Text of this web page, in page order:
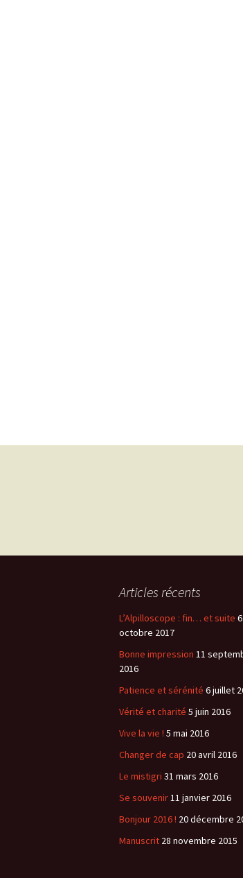
des
articlesArticles récents
L’Alpilloscope : fin… et suite 6
octobre 2017
Bonne impression 11
2016
Patience et sérénité 6 juillet
Vérité et charité 5 juin 2016
Vive la vie ! 5 mai 2016
Changer de cap 20 avril 2016
Le mistigri 31 mars 2016
Se souvenir11 janvier 2016
Bonjour 2016 ! 20 décembre
Manuscrit 28 novembre 2015